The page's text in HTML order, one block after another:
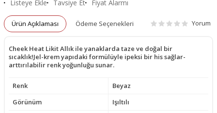
Listeye Ekle Tavsiye Et Fiyat Alarmı
Ürün Açıklaması Ödeme Seçenekleri Yorum
Cheek Heat Likit Allık ile yanaklarda taze ve doğal bir
sıcaklık!Jel-krem yapıdaki formülüyle ipeksi bir his sağlar-
arttırılabilir renk yoğunluğu sunar.
Renk
Beyaz
Görünüm
Işıltılı